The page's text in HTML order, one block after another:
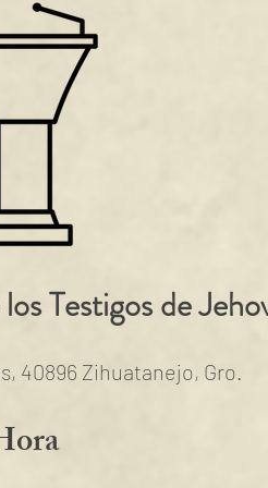
Testigos de
40896 Zihuatanejo, Gro.